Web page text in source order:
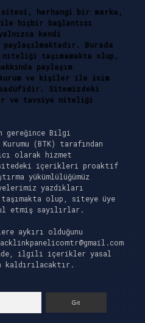
herhangi bir marka,
hiçbir bağlantısı
kendi
paylaşılmaktadır. Burada
taşımamakta olup,
paylaşım
kurum ve kişiler ile isim
Sitemizdeki
ve tavsiye niteliği
gereğince Bilgi
(BTK) tarafından
olarak hizmet
sitedeki içerikleri proaktif
yükümlülüğümüz
yazdıkları
olup, siteye üye
etmiş sayılırlar.
aykırı olduğunu
ilgili içerikler yasal
kaldırılacaktır.